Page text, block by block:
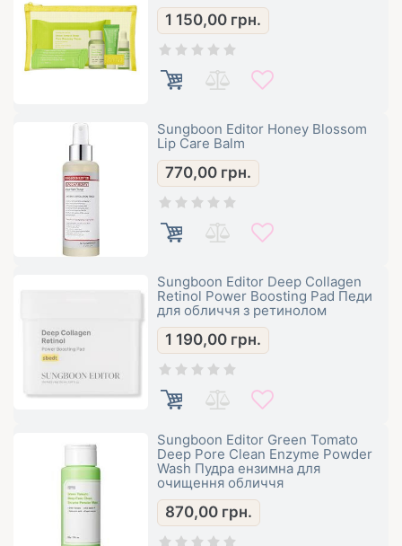
1 150,00 грн.
Sungboon Editor Honey Blossom
Lip Care Balm
770,00 грн.
Sungboon Editor Deep Collagen
Retinol Power Boosting Pad Педи
для обличчя з ретинолом
1 190,00 грн.
Sungboon Editor Green Tomato
Deep Pore Clean Enzyme Powder
Wash Пудра ензимна для
очищення обличчя
870,00 грн.